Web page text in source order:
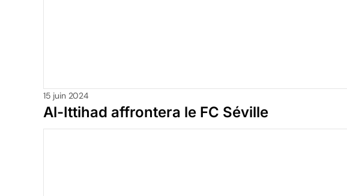
15 juin 2024
Al-Ittihad affrontera le FC Séville